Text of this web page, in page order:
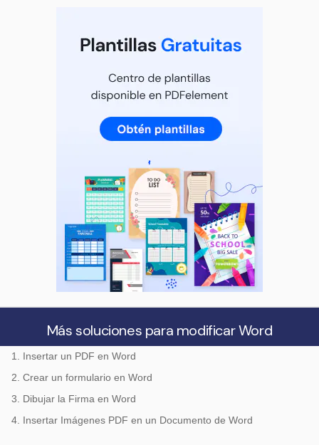
Más soluciones para modificar Word
1. Insertar un PDF en Word
2. Crear un formulario en Word
3. Dibujar la Firma en Word
4. Insertar Imágenes PDF en un Documento de Word